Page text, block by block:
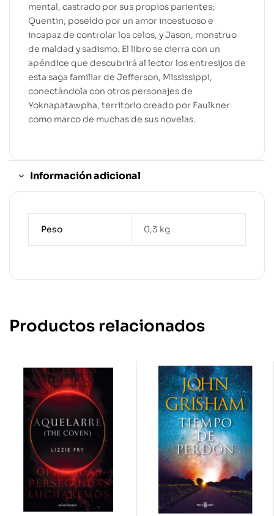
mental, castrado por sus propios parientes;
Quentin, poseído por un amor incestuoso e
incapaz de controlar los celos, y Jason, monstruo
de maldad y sadismo. El libro se cierra con un
apéndice que descubrirá al lector los entresijos de
esta saga familiar de Jefferson, Mississippi,
conectándola con otros personajes de
Yoknapatawpha, territorio creado por Faulkner
como marco de muchas de sus novelas.
Información adicional
Peso 0,3 kg
Productos relacionados